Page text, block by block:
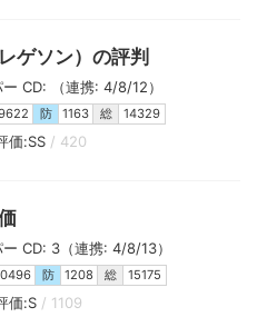
ゲソン）の評判
ー CD: （連携: 4/8/12）
防 1163 総 14329
価:SS / 420
ー CD: 3（連携: 4/8/13）
防 1208 総 15175
価:S / 1109